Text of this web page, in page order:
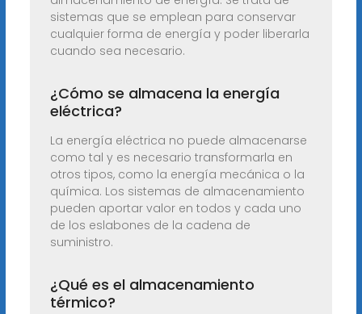
sistemas que se emplean para conservar
cualquier forma de energía y poder liberarla
cuando sea necesario.
¿Cómo se almacena la energía
eléctrica?
La energía eléctrica no puede almacenarse
como tal y es necesario transformarla en
otros tipos, como la energía mecánica o la
química. Los sistemas de almacenamiento
pueden aportar valor en todos y cada uno
de los eslabones de la cadena de
suministro.
¿Qué es el almacenamiento
térmico?